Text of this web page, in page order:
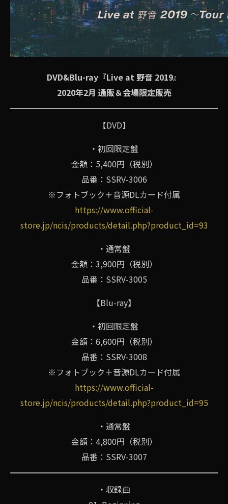
DVD&Blu-ray『Live at 野音 2019』
2020年2月 通販＆会場限定販売
【DVD】
・初回限定盤
金額：5,400円（税別）
品番：SSRV-3006
※フォトブック＋音源DLカード付属
https://www.official-
store.jp/ncis/products/detail.php?product_id=93
・通常盤
金額：3,900円（税別）
品番：SSRV-3005
【Blu-ray】
・初回限定盤
金額：6,600円（税別）
品番：SSRV-3008
※フォトブック＋音源DLカード付属
https://www.official-
store.jp/ncis/products/detail.php?product_id=95
・通常盤
金額：4,800円（税別）
品番：SSRV-3007
・収録曲